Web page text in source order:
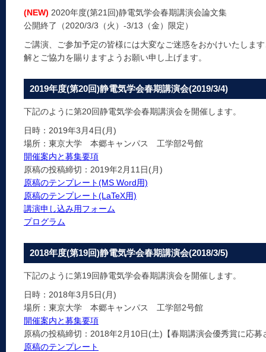
(NEW) 2020年度(第21回)静電気学会春期講演会論文集
公開終了（2020/3/3（火）-3/13（金）限定）
ご講演、ご参加予定の皆様には大変なご迷惑をおかけいたしま
解とご協力を賜りますようお願い申し上げます。
2019年度(第20回)静電気学会春期講演会(2019/3/4)
下記のように第20回静電気学会春期講演会を開催します。
日時：2019年3月4日(月)
場所：東京大学 本郷キャンパス 工学部2号館
開催案内と募集要項
原稿の投稿締切：2019年2月11日(月)
原稿のテンプレート(MS Word用)
原稿のテンプレート(LaTeX用)
講演申し込み用フォーム
プログラム
2018年度(第19回)静電気学会春期講演会(2018/3/5)
下記のように第19回静電気学会春期講演会を開催します。
日時：2018年3月5日(月)
場所：東京大学 本郷キャンパス 工学部2号館
開催案内と募集要項
原稿の投稿締切：2018年2月10日(土)【春期講演会優秀賞に応
原稿のテンプレート